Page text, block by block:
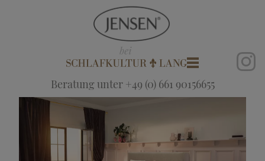
Beratung unter +49 (0) 661 90156655